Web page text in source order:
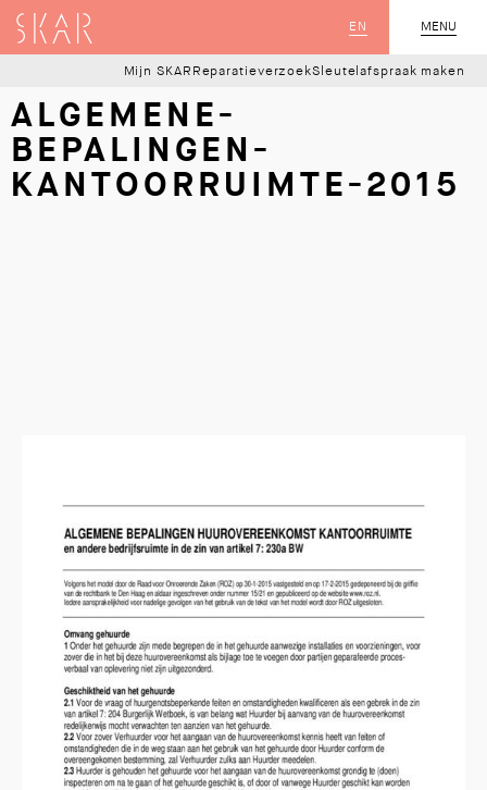
MENU
SLUIT
EN
SKAR
Mijn SKAR ReparatieverzoekSleutelafspraak maken
ALGEMENE-
BEPALINGEN-
KANTOORRUIMTE-2015